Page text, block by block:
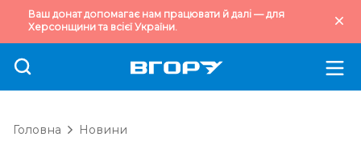
Ваш донат допомагає нам працювати й далі — для
Херсонщини та всієї України.
Головна Новини